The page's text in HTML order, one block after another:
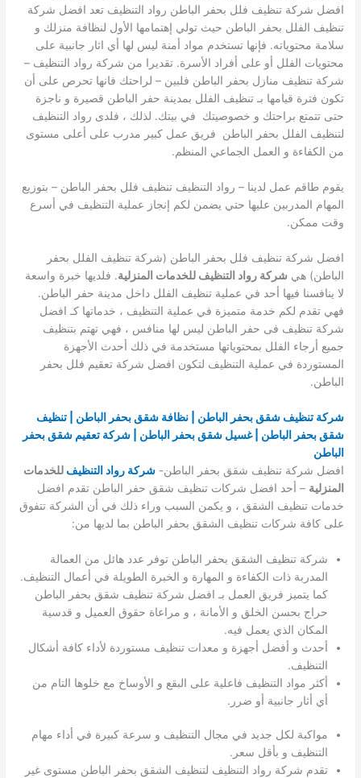
افضل شركة تنظيف فلل بحفر الباطن رواد التنظيف تعد افضل شركة
تنظيف الفلل بحفر الباطن حيث تولي إهتمامها الأول لنظافة منزلك و
سلامة محتوياته. فإنها تستخدم مواد أمنة ليس لها أي اثار جانبية على
محتويات الفلل أو على أفراد الأسرة. تقديرا من شركة رواد التنظيف –
شركة تنظيف منازل بحفر الباطن فلبين – لراحتك فانها تحرص على أن
تكون فترة قيامها بـ تنظيف الفلل بمدينة حفر الباطن قصيرة و ناجزة
حتى تتمتع براحتك و خصوصيتك في بيتك. لذلك ، فلدى رواد التنظيف
لتنظيف الفلل بحفر الباطن فريق عمل كبير مدرب على أعلى مستوى
من الكفاءة و العمل الجماعي المنظم.
يقوم طاقم عمل لدينا – رواد التنظيف تنظيف فلل بحفر الباطن – بتوزيع
المهام المدربين عليها حتي يضمن لكم إنجاز عملية التنظيف في أسرع
وقت ممكن.
افضل شركة تنظيف فلل بحفر الباطن (شركة تنظيف الفلل بحفر
الباطن) هي شركة رواد التنظيف للخدمات المنزلية. فلديها خبرة واسعة
لا ينافسنا فيها أحد في عملية تنظيف الفلل داخل مدينة حفر الباطن.
فهي تقدم لكم خدمة متميزة في عملية التنظيف ، خدماتها كـ افضل
شركة تنظيف فى حفر الباطن ليس لها منافس ، فهي تهتم بتنظيف
جميع أرجاء الفلل بمحتوياتها مستخدمة في ذلك أحدث الأجهزة
المستوردة في عملية التنظيف لتكون افضل شركة تعقيم فلل بحفر
الباطن.
شركة تنظيف شقق بحفر الباطن | نظافة شقق بحفر الباطن | تنظيف
شقق بحفر الباطن | غسيل شقق بحفر الباطن | شركة تعقيم شقق بحفر
الباطن
افضل شركة تنظيف شقق بحفر الباطن-شركة رواد التنظيف للخدمات
المنزلية – أحد افضل شركات تنظيف شقق حفر الباطن تقدم افضل
خدمات تنظيف الشقق ، و يكمن السبب وراء ذلك في أن الشركة تتفوق
على كافة شركات تنظيف الشقق بحفر الباطن بما لديها من:
شركة تنظيف الشقق بحفر الباطن توفر عدد هائل من العمالة
المدربة ذات الكفاءة و المهارة و الخبرة الطويلة في أعمال التنظيف.
كما يتميز فريق العمل بـ افضل شركة تنظيف شقق بحفر الباطن
حراج بحسن الخلق و الأمانة ، و مراعاة حقوق العميل و قدسية
المكان الذي يعمل فيه.
أحدث و أفضل أجهزة و معدات تنظيف مستوردة لأداء كافة أشكال
التنظيف.
أكثر مواد التنظيف فاعلية على البقع و الأوساخ مع خلوها التام من
أي أثار جانبية أو ضرر.
مواكبة لكل جديد في مجال التنظيف و سرعة كبيرة في أداء مهام
التنظيف و بأقل سعر.
تقدم شركة رواد التنظيف لتنظيف الشقق بحفر الباطن مستوى غير